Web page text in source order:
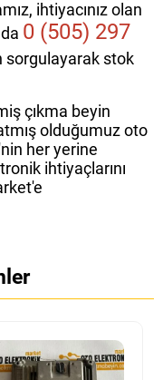
ihtiyacınız olan
0 (505) 297
sorgulayarak stok
çıkma beyin
olduğumuz oto
her yerine
ihtiyaçlarını